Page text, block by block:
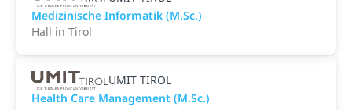
Medizinische Informatik (M.Sc.)
Hall in Tirol
UMIT TIROL
Health Care Management (M.Sc.)